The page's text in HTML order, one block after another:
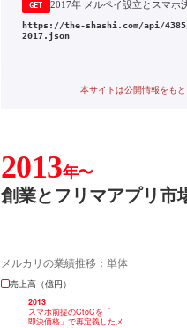
GET
https://the-shashi.com/api/
2017.json
本サイトは公開情報をも
2013年〜
創業とフリマアプリ市
メルカリの業績推移：単体
売上高（億円）